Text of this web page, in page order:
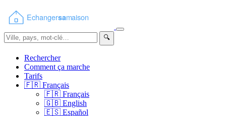
🔍
Rechercher
Comment ça marche
Tarifs
🇫🇷 Français
🇫🇷 Français
🇬🇧 English
🇪🇸 Español